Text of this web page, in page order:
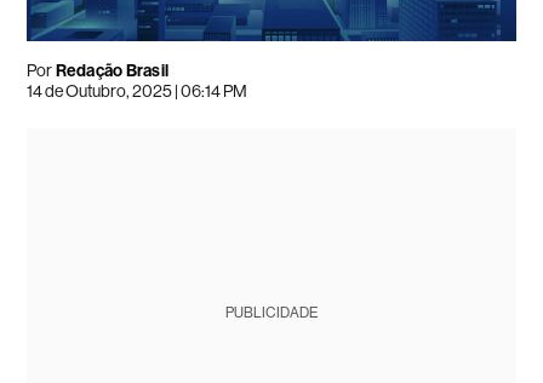
PorRedação Brasil
14 de Outubro, 2025 | 06:14 PM
PUBLICIDADE